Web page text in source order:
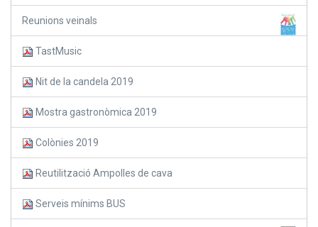
Reunions veinals
TastMusic
Nit de la candela 2019
Mostra gastronòmica 2019
Colònies 2019
Reutilització Ampolles de cava
Serveis mínims BUS